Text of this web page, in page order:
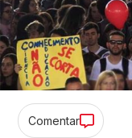
Comentar